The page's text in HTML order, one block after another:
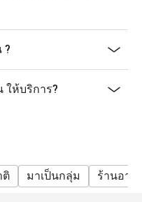
?
ให้บริการ?
ติ มาเป็นกลุ่ม ร้านอาห